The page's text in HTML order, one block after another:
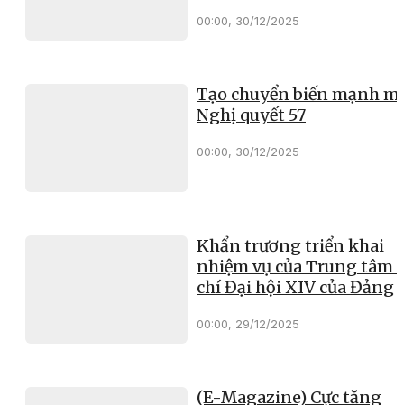
00:00, 30/12/2025
Tạo chuyển biến mạnh
Nghị quyết 57
00:00, 30/12/2025
Khẩn trương triển khai
nhiệm vụ của Trung tâm
chí Đại hội XIV của Đảng
00:00, 29/12/2025
(E-Magazine) Cực tăng